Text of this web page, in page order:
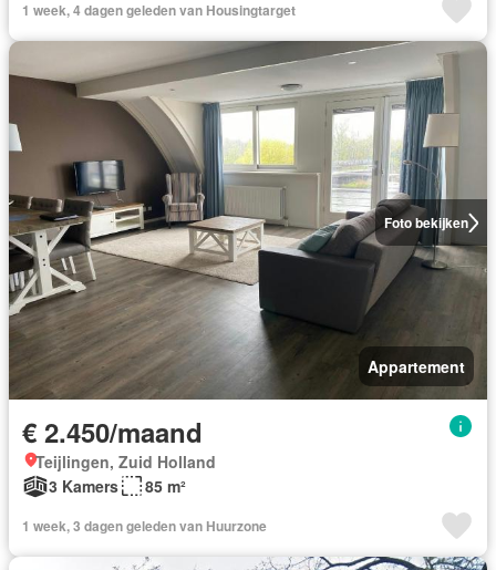
1 week, 4 dagen geleden van Housingtarget
Foto bekijken
Appartement
€ 2.450/maand
Teijlingen, Zuid Holland
3 Kamers
85 m²
1 week, 3 dagen geleden van Huurzone